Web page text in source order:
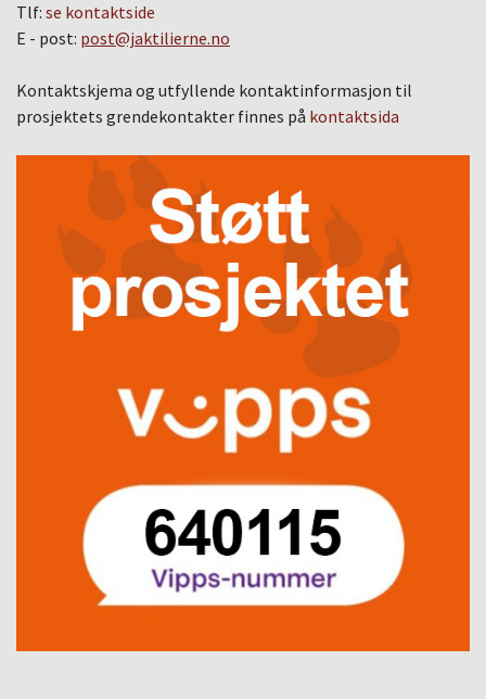
Tlf: se kontaktside
E - post: post@jaktilierne.no
Kontaktskjema og utfyllende kontaktinformasjon til
prosjektets grendekontakter finnes på kontaktsida